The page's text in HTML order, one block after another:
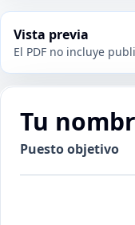
Vista previa
El PDF no incluye
Tu
Puesto objetivo